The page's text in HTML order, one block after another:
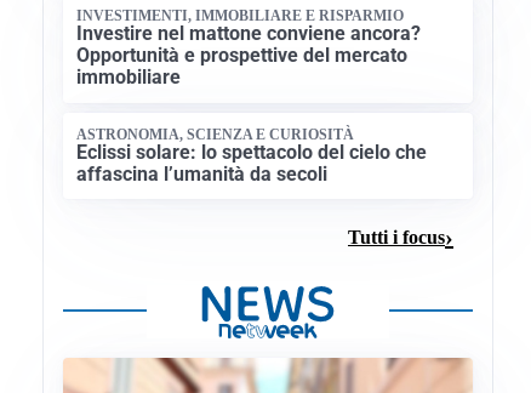
INVESTIMENTI, IMMOBILIARE E RISPARMIO
Investire nel mattone conviene ancora?
Opportunità e prospettive del mercato
immobiliare
ASTRONOMIA, SCIENZA E CURIOSITÀ
Eclissi solare: lo spettacolo del cielo che
affascina l’umanità da secoli
Tutti i focus